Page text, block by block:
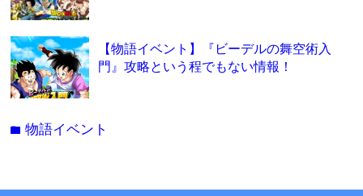
【物語イベント】『ビーデルの舞空術入
門』攻略という程でもない情報！
folder物語イベント